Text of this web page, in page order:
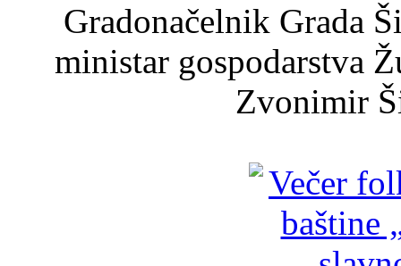
Gradonačelnik Grada
ministar gospodarstva
Zvonimir